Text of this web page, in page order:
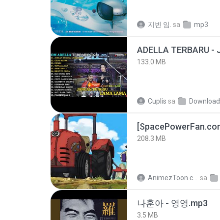
지빈 임. sa mp3
133.0 MB
Cuplis sa Download
208.3 MB
sa
나훈아 - 영영.mp3
3.5 MB